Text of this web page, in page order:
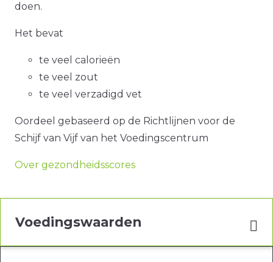
doen.
Het bevat
te veel calorieën
te veel zout
te veel verzadigd vet
Oordeel gebaseerd op de Richtlijnen voor de
Schijf van Vijf van het Voedingscentrum
Over gezondheidsscores
Voedingswaarden